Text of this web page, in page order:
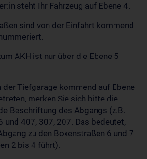
steht Ihr Fahrzeug auf Ebene 4.
sind von der Einfahrt kommend
AKH ist nur über die Ebene 5
der Tiefgarage kommend auf Ebene
merken Sie sich bitte die
Beschriftung des Abgangs (z.B.
und 407, 307, 207. Das bedeutet,
zu den Boxenstraßen 6 und 7
2 bis 4 führt).